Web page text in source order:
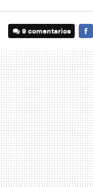
9 comentarios